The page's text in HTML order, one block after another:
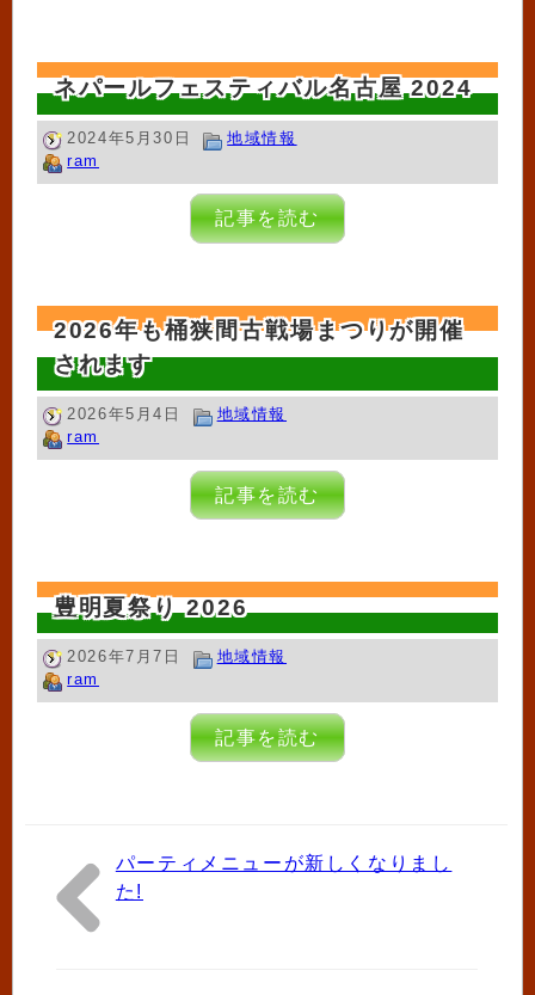
ネパールフェスティバル名古屋 2024
2024年5月30日
地域情報
ram
記事を読む
2026年も桶狭間古戦場まつりが開催
されます
2026年5月4日
地域情報
ram
記事を読む
豊明夏祭り 2026
2026年7月7日
地域情報
ram
記事を読む
パーティメニューが新しくなりまし
た!